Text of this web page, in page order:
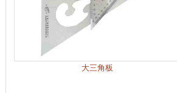
大三角板